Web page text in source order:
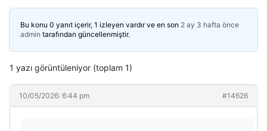
Bu konu 0 yanıt içerir, 1 izleyen vardır ve en son 2 ay 3 hafta önce
admin tarafından güncellenmiştir.
1 yazı görüntüleniyor (toplam 1)
10/05/2026: 6:44 pm #14626